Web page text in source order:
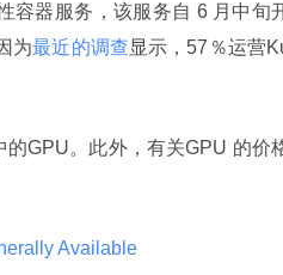
容器服务，该服务自 6 月中旬
为最近的调查显示，57％运营
GPU。此外，有关GPU 的价
Available